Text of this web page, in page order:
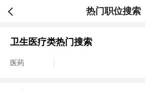
热门职位搜索
卫生医疗类热门搜索
医药